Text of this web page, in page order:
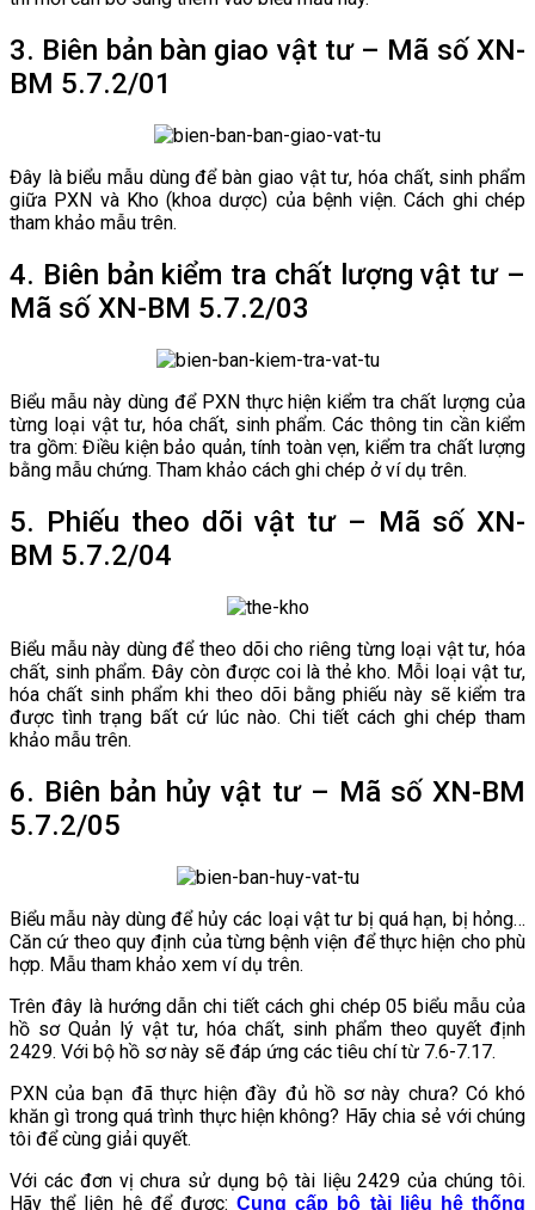
3. Biên bản bàn giao vật tư – Mã số XN-
BM 5.7.2/01
Đây là biểu mẫu dùng để bàn giao vật tư, hóa chất, sinh phẩm
giữa PXN và Kho (khoa dược) của bệnh viện. Cách ghi chép
tham khảo mẫu trên.
4. Biên bản kiểm tra chất lượng vật tư –
Mã số XN-BM 5.7.2/03
Biểu mẫu này dùng để PXN thực hiện kiểm tra chất lượng của
từng loại vật tư, hóa chất, sinh phẩm. Các thông tin cần kiểm
tra gồm: Điều kiện bảo quản, tính toàn vẹn, kiểm tra chất lượng
bằng mẫu chứng. Tham khảo cách ghi chép ở ví dụ trên.
5. Phiếu theo dõi vật tư – Mã số XN-
BM 5.7.2/04
Biểu mẫu này dùng để theo dõi cho riêng từng loại vật tư, hóa
chất, sinh phẩm. Đây còn được coi là thẻ kho. Mỗi loại vật tư,
hóa chất sinh phẩm khi theo dõi bằng phiếu này sẽ kiểm tra
được tình trạng bất cứ lúc nào. Chi tiết cách ghi chép tham
khảo mẫu trên.
6. Biên bản hủy vật tư – Mã số XN-BM
5.7.2/05
Biểu mẫu này dùng để hủy các loại vật tư bị quá hạn, bị hỏng…
Căn cứ theo quy định của từng bệnh viện để thực hiện cho phù
hợp. Mẫu tham khảo xem ví dụ trên.
Trên đây là hướng dẫn chi tiết cách ghi chép 05 biểu mẫu của
hồ sơ Quản lý vật tư, hóa chất, sinh phẩm theo quyết định
2429. Với bộ hồ sơ này sẽ đáp ứng các tiêu chí từ 7.6-7.17.
PXN của bạn đã thực hiện đầy đủ hồ sơ này chưa? Có khó
khăn gì trong quá trình thực hiện không? Hãy chia sẻ với chúng
tôi để cùng giải quyết.
Với các đơn vị chưa sử dụng bộ tài liệu 2429 của chúng tôi.
Hãy thể liên hệ để được: Cung cấp bộ tài liệu hệ thống